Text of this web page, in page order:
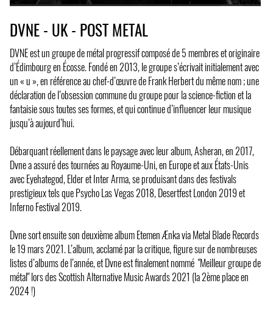
DVNE - UK - POST METAL
DVNE est un groupe de métal progressif composé de 5 membres et originaire
d’Édimbourg en Écosse. Fondé en 2013, le groupe s’écrivait initialement avec
un « u », en référence au chef-d’œuvre de Frank Herbert du même nom ; une
déclaration de l’obsession commune du groupe pour la science-fiction et la
fantaisie sous toutes ses formes, et qui continue d’influencer leur musique
jusqu’à aujourd’hui.
Débarquant réellement dans le paysage avec leur album, Asheran, en 2017,
Dvne a assuré des tournées au Royaume-Uni, en Europe et aux États-Unis
avec Eyehategod, Elder et Inter Arma, se produisant dans des festivals
prestigieux tels que Psycho Las Vegas 2018, Desertfest London 2019 et
Inferno Festival 2019.
Dvne sort ensuite son deuxième album Etemen Ænka via Metal Blade Records
le 19 mars 2021. L’album, acclamé par la critique, figure sur de nombreuses
listes d’albums de l’année, et Dvne est finalement nommé "Meilleur groupe de
métal" lors des Scottish Alternative Music Awards 2021 (la 2ème place en
2024 !)